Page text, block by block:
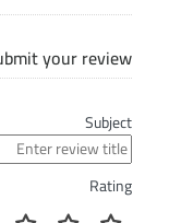
your review
Subject
Rating